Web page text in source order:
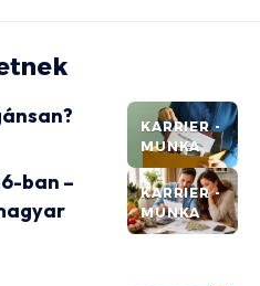
KARRIER -
MUNKA
KARRIER -
MUNKA
ban –